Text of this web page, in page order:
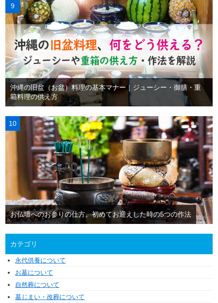
沖縄の旧盆（お盆）料理の基本マナー｜ジューシー・御膳・重
箱料理の供え方
お仏壇へのお参りの仕方。初めてお迎えした時の5つの作法
カテゴリ
永代供養について
お墓について
自然葬について
墓じまい・改葬について